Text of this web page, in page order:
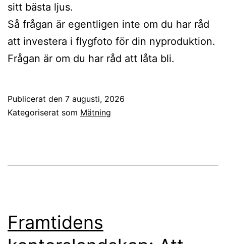
sitt bästa ljus.
Så frågan är egentligen inte om du har råd
att investera i flygfoto för din nyproduktion.
Frågan är om du har råd att låta bli.
Publicerat den 7 augusti, 2026
Kategoriserat som Mätning
Framtidens